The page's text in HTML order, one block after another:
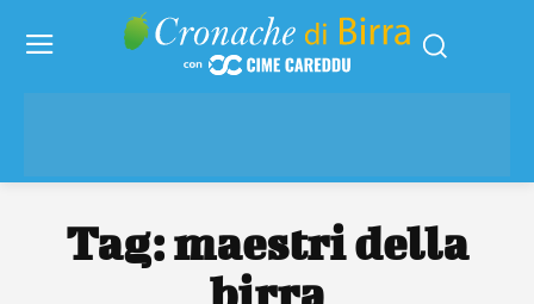
Tag:maestri della
birra